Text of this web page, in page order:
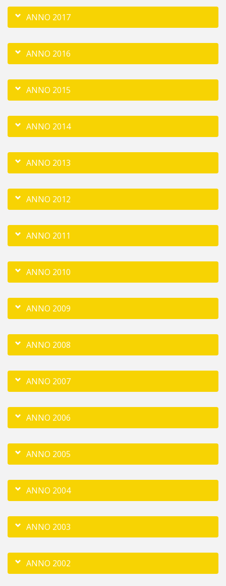
ANNO 2017
ANNO 2016
ANNO 2015
ANNO 2014
ANNO 2013
ANNO 2012
ANNO 2011
ANNO 2010
ANNO 2009
ANNO 2008
ANNO 2007
ANNO 2006
ANNO 2005
ANNO 2004
ANNO 2003
ANNO 2002